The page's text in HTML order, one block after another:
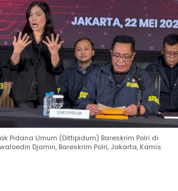
Pidana Umum (Dittipidum) Bareskrim Polri di
Djamin, Bareskrim Polri, Jakarta, Kamis